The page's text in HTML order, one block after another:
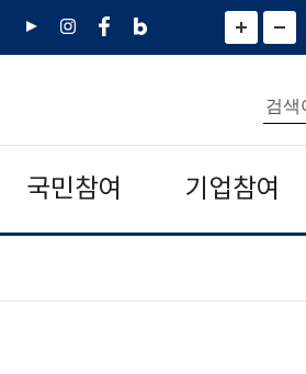
유
인
페
네
그
)
화
면
면
소
통
합
검
색
국민참여 기업참여